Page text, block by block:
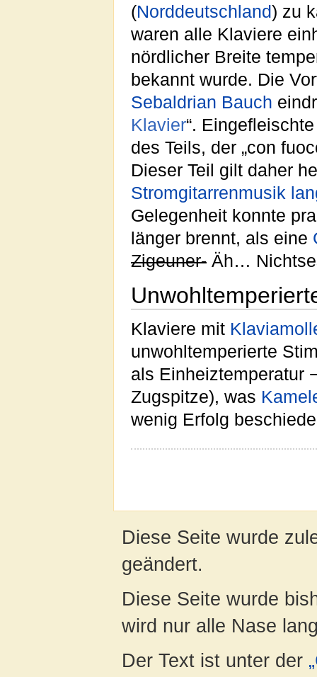
(Norddeutschland) zu
waren alle Klaviere
nördlicher Breite
bekannt wurde. Die
Sebaldrian Bauch
Klavier“.
des Teils, der „con
Dieser Teil gilt daher
Stromgitarrenmusik
Gelegenheit konnte
länger brennt, als eine
Zigeuner- Äh…
Klaviere mit
unwohltemperierte
als Einheiztemperatur
Zugspitze), was
wenig Erfolg
Diese Seite wurde
geändert.
Diese Seite wurde
wird nur alle Nase
Der Text ist unter der